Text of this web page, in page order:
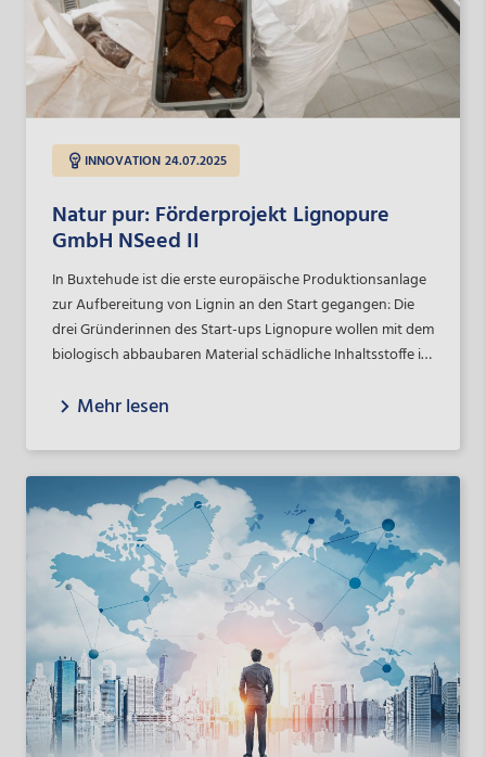
INNOVATION 24.07.2025
Natur pur: Förderprojekt Lignopure
GmbH NSeed II
In Buxtehude ist die erste europäische Produktionsanlage
zur Aufbereitung von Lignin an den Start gegangen: Die
drei Gründerinnen des Start-ups Lignopure wollen mit dem
biologisch abbaubaren Material schädliche Inhaltsstoffe in
Anwendungsbereichen – ersetzen. Mithilfe der NBank
Kapital eingesammelt, um ihre Produktion zu skalieren und
weitere Produkte und Branchen nachhaltig zu verändern.
Mehr lesen